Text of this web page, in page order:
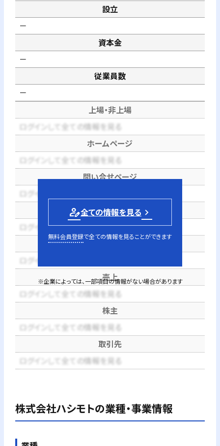
設立
－
資本金
－
従業員数
－
上場・非上場
ログインして全ての情報を見る
ホームページ
ログインして全ての情報を見る
問い合せページ
ログインして全ての情報を見る
電話番号
ログインして全ての情報を見る
代表者
ログインして全ての情報を見る
売上
ログインして全ての情報を見る
株主
ログインして全ての情報を見る
取引先
ログインして全ての情報を見る
person_edit全ての情報を見る
無料会員登録で全ての情報を見ることができます
※企業によっては、一部項目の情報がない場合があります
株式会社ハシモトの業種・事業情報